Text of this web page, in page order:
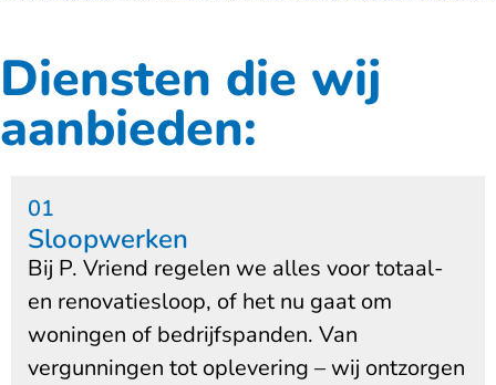
Diensten die wij
aanbieden:
01
Sloopwerken
Bij P. Vriend regelen we alles voor totaal-
en renovatiesloop, of het nu gaat om
woningen of bedrijfspanden. Van
vergunningen tot oplevering – wij ontzorgen